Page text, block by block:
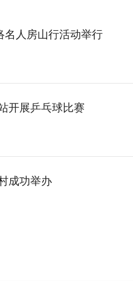
名人房山行活动举行
开展乒乓球比赛
成功举办